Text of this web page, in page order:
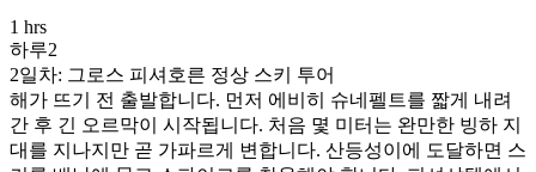
1 hrs
하루2
2일차: 그로스 피셔호른 정상 스키 투어
해가 뜨기 전 출발합니다. 먼저 에비히 슈네펠트를 짧게 내려
간 후 긴 오르막이 시작됩니다. 처음 몇 미터는 완만한 빙하 지
대를 지나지만 곧 가파르게 변합니다. 산등성이에 도달하면 스